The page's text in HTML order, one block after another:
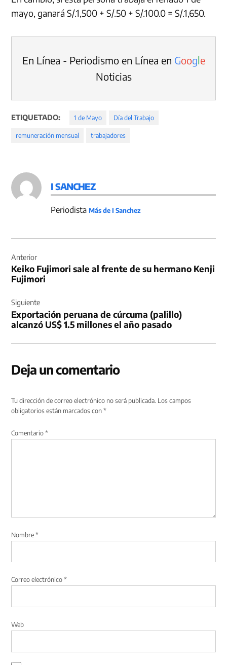
mayo, ganará S/.1,500 + S/.50 + S/.100.0 = S/.1,650.
En Línea - Periodismo en Línea en Google
Noticias
ETIQUETADO: 1 de Mayo Día del Trabajo
remuneración mensual trabajadores
I SANCHEZ
PeriodistaMás de I Sanchez
de
entradas
Anterior
Keiko Fujimori sale al frente de su hermano Kenji
Fujimori
Siguiente
Exportación peruana de cúrcuma (palillo)
alcanzó US$ 1.5 millones el año pasado
Deja un comentario
Tu dirección de correo electrónico no será publicada. Los campos
obligatorios están marcados con*
Comentario*
Nombre*
Correo electrónico*
Web